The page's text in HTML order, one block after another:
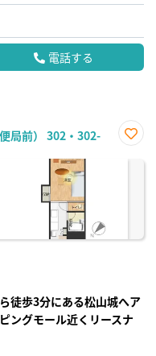
電話する
局前） 302・302-
に入
徒歩3分にある松山城へア
ングモール近くリースナ